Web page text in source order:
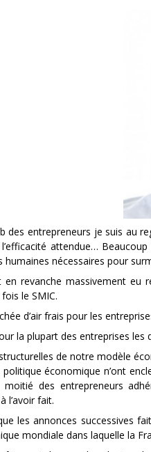
des entrepreneurs je suis au
attendue…
humaines nécessaires pour
en revanche massivement
le SMIC.
d’air frais pour les
la plupart des entreprises
de notre modèle
économique n’ont
des entrepreneurs
l’avoir fait.
les annonces successives
mondiale dans laquelle la